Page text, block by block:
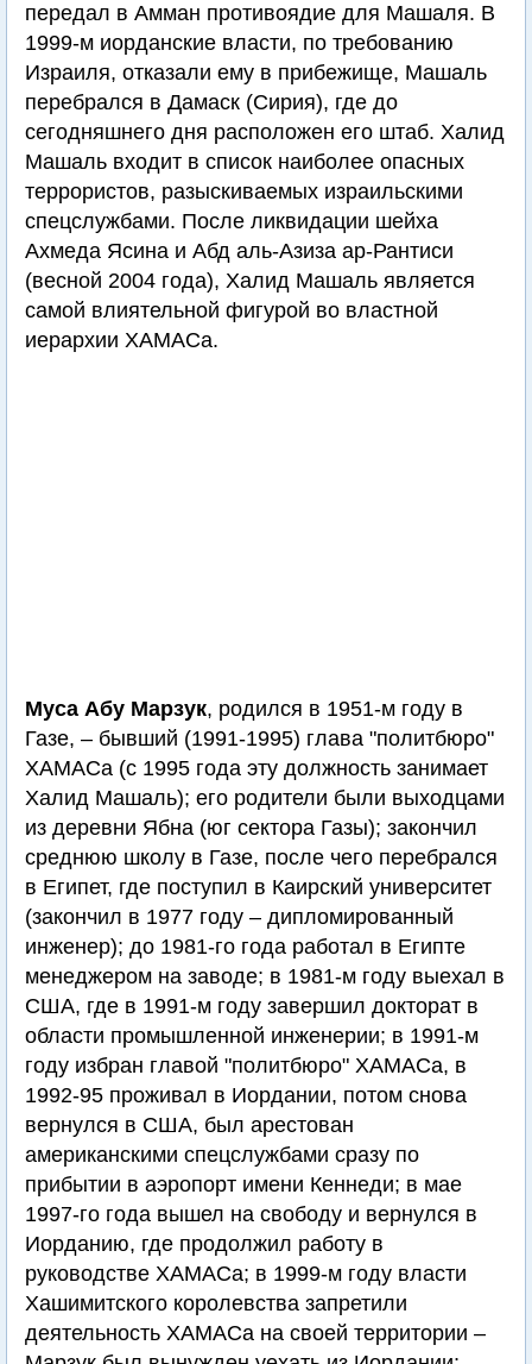
передал в Амман противоядие для Машаля. В
1999-м иорданские власти, по требованию
Израиля, отказали ему в прибежище, Машаль
перебрался в Дамаск (Сирия), где до
сегодняшнего дня расположен его штаб. Халид
Машаль входит в список наиболее опасных
террористов, разыскиваемых израильскими
спецслужбами. После ликвидации шейха
Ахмеда Ясина и Абд аль-Азиза ар-Рантиси
(весной 2004 года), Халид Машаль является
самой влиятельной фигурой во властной
иерархии ХАМАСа.
Муса Абу Марзук, родился в 1951-м году в
Газе, – бывший (1991-1995) глава "политбюро"
ХАМАСа (с 1995 года эту должность занимает
Халид Машаль); его родители были выходцами
из деревни Ябна (юг сектора Газы); закончил
среднюю школу в Газе, после чего перебрался
в Египет, где поступил в Каирский университет
(закончил в 1977 году – дипломированный
инженер); до 1981-го года работал в Египте
менеджером на заводе; в 1981-м году выехал в
США, где в 1991-м году завершил докторат в
области промышленной инженерии; в 1991-м
году избран главой "политбюро" ХАМАСа, в
1992-95 проживал в Иордании, потом снова
вернулся в США, был арестован
американскими спецслужбами сразу по
прибытии в аэропорт имени Кеннеди; в мае
1997-го года вышел на свободу и вернулся в
Иорданию, где продолжил работу в
руководстве ХАМАСа; в 1999-м году власти
Хашимитского королевства запретили
деятельность ХАМАСа на своей территории –